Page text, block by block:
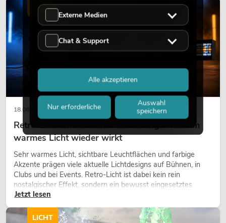
18.06.2026
Retro-Licht im modernen Lichtdesign: Warum
warmes Licht wieder wirkt
Sehr warmes Licht, sichtbare Leuchtflächen und farbige
Akzente prägen viele aktuelle Lichtdesigns auf Bühnen, in
Clubs und bei Events. Retro-Licht ist dabei kein rein
nostalgischer Effekt, sondern ein bewusst eingesetztes
Gestaltungsmittel: Es schafft Atmosphäre, gibt Szenen
wirken lassen.
Jetzt lesen
LICHT
LICHT
Externe Medien
Chat & Support
Nur erforderliche
Auswahl
speichern
Alle akzeptieren